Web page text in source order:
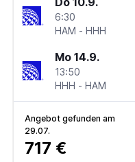
6:30
HAM - HHH
Mo 14.9.
13:50
HHH - HAM
Angebot gefunden am
29.07.
717 €